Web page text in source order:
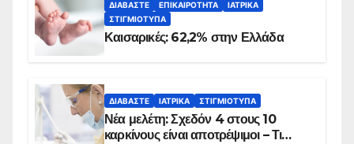
ΔΙΑΒΆΣΤΕ ΕΠΙΚΑΙΡΌΤΗΤΑ
ΙΑΤΡΙΚΆ
ΣΤΙΓΜΙΌΤΥΠΑ
Καισαρικές: 62,2% στην Ελλάδα
ΔΙΑΒΆΣΤΕ ΙΑΤΡΙΚΆ ΣΤΙΓΜΙΌΤΥΠΑ
Νέα μελέτη: Σχεδόν 4 στους 10
καρκίνους είναι αποτρέψιμοι – Τι